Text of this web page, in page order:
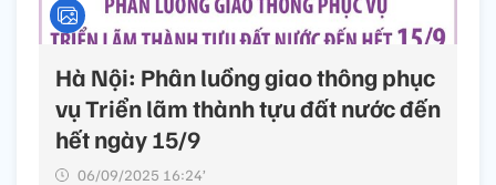
Hà Nội: Phân luồng giao thông phục
vụ Triển lãm thành tựu đất nước đến
hết ngày 15/9
06/09/2025 16:24’